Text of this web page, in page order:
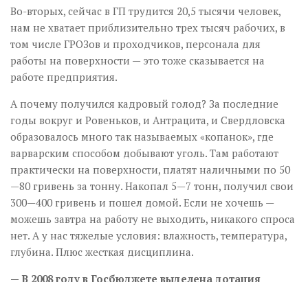
Во-вторых, сейчас в ГП трудится 20,5 тысячи человек,
нам не хватает приблизительно трех тысяч рабочих, в
том числе ГРОЗов и проходчиков, персонала для
работы на поверхности — это тоже сказывается на
работе предприятия.
А почему получился кадровый голод? За последние
годы вокруг и Ровеньков, и Антрацита, и Свердловска
образовалось много так называемых «копанок», где
варварским способом добывают уголь. Там работают
практически на поверхности, платят наличными по 50
—80 гривень за тонну. Накопал 5—7 тонн, получил свои
300—400 гривень и пошел домой. Если не хочешь —
можешь завтра на работу не выходить, никакого спроса
нет. А у нас тяжелые условия: влажность, температура,
глубина. Плюс жесткая дисциплина.
— В 2008 году в Госбюджете выделена дотация